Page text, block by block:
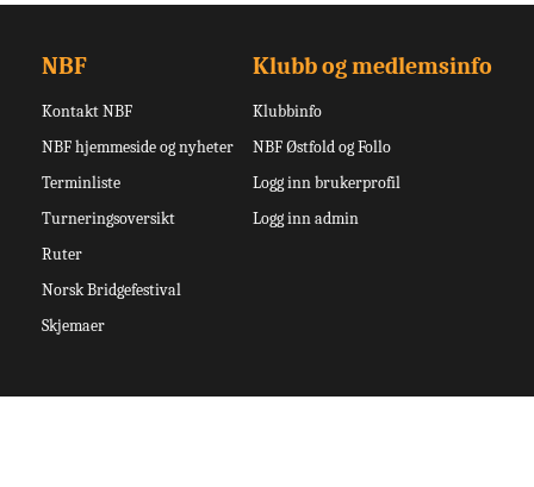
NBF
Kontakt NBF
NBF hjemmeside og nyheter
Terminliste
Turneringsoversikt
Ruter
Norsk Bridgefestival
Skjemaer
Klubb og medlemsinfo
Klubbinfo
NBF Østfold og Follo
Logg inn brukerprofil
Logg inn admin